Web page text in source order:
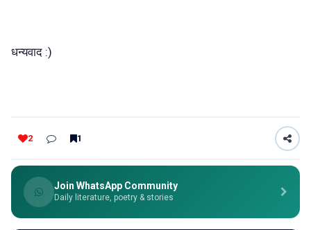
धन्यवाद :)
2 1
Join WhatsApp Community
Daily literature, poetry & stories